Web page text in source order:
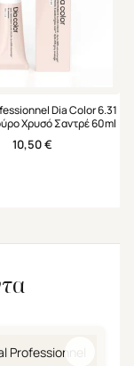
Dia Color 6.31
Χρυσό Σαντρέ 60ml
10,50€